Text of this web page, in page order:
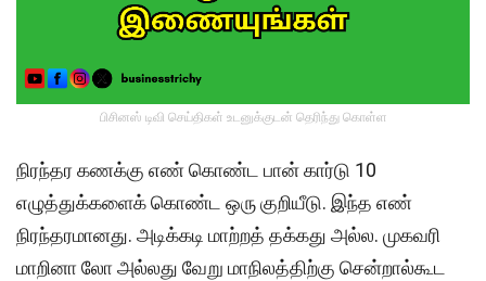
பிசினஸ் டிவி செய்திகள் உடனுக்குடன் தெரிந்து கொள்ள
நிரந்தர கணக்கு எண் கொண்ட பான் கார்டு 10
எழுத்துக்களைக் கொண்ட ஒரு குறியீடு. இந்த எண்
நிரந்தரமானது. அடிக்கடி மாற்றத் தக்கது அல்ல. முகவரி
மாறினா லோ அல்லது வேறு மாநிலத்திற்கு சென்றால்கூட